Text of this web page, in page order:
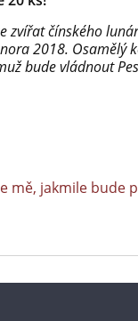
zvířat čínského
2018. Osamělý
bude vládnout
mě, jakmile bude